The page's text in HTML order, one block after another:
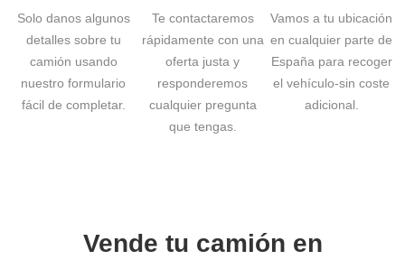
Solo danos algunos
detalles sobre tu
camión usando
nuestro formulario
fácil de completar.
Te contactaremos
rápidamente con una
oferta justa y
responderemos
cualquier pregunta
que tengas.
Vamos a tu ubicación
en cualquier parte de
España para recoger
el vehículo-sin coste
adicional.
Vende tu camión en